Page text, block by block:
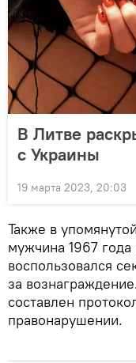
В Литве
с Украины
19 марта 2023, 20:03
Также в
мужчина 1967
воспользовался
за
составлен
правонарушении.